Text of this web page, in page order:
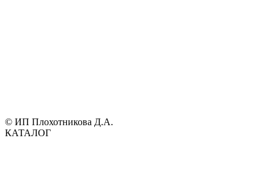
© ИП Плохотникова Д.А.
КАТАЛОГ